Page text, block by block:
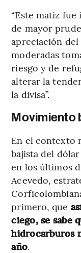
“Este matiz
de mayor
apreciación del
moderadas
riesgo y de
alterar la
la divisa”.
Movimiento
En el contexto
bajista del
en los últimos
Acevedo,
primero, que
ciego, se sabe
hidrocarburos
año.